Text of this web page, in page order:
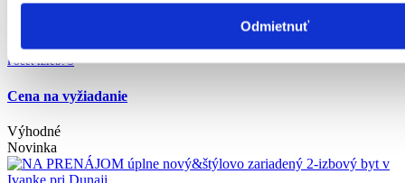
Odmietnuť
Úžitková plocha:
Počet izieb:3
Cena na vyžiadanie
Výhodné
Novinka